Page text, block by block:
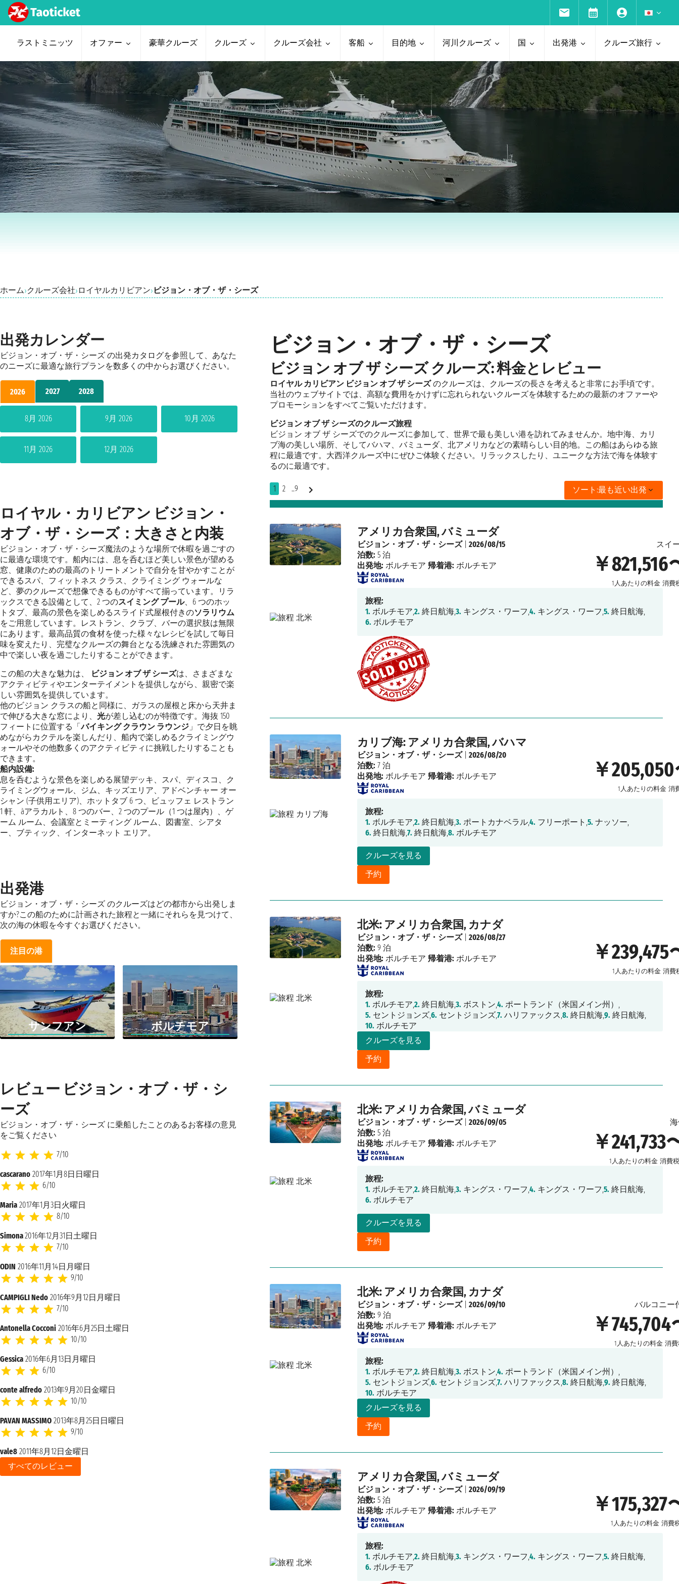
ラストミニッツ オファー 豪華クルーズ クルーズ クルーズ会社 客船 目的地 河川クルーズ 国 出発港 クルーズ旅行
ホーム›クルーズ会社› ロイヤルカリビアン› ビジョン・オブ・ザ・シーズ
ビジョン・オブ・ザ・シーズ
ビジョン オブ ザ シーズ クルーズ: 料金とレビュー
ロイヤル カリビアン ビジョン オブ ザ シーズのクルーズは、クルーズの長さを考えると非常にお手頃です。
当社のウェブサイトでは、高額な費用をかけずに忘れられないクルーズを体験するための最新のオファーや
プロモーションをすべてご覧いただけます。
ビジョン オブ ザ シーズのクルーズ旅程
ビジョン オブ ザ シーズでのクルーズに参加して、世界で最も美しい港を訪れてみませんか。地中海、カリ
ブ海の美しい場所、そしてバハマ、バミューダ、北アメリカなどの素晴らしい目的地。この船はあらゆる旅
程に最適です。大西洋クルーズ中にぜひご体験ください。リラックスしたり、ユニークな方法で海を体験す
るのに最適です。
1 2 ..9 ソート:最も近い出発
アメリカ合衆国, バミューダ
スイ
￥821,516
1人あたりの料金 消費
ビジョン・オブ・ザ・シーズ|2026/08/15
泊数: 5 泊
出発地: ボルチモア 帰着港: ボルチモア
旅程:
1. ボルチモア,2. 終日航海,3. キングス・ワーフ,4. キングス・ワーフ,5. 終日航海,
6. ボルチモア
カリブ海: アメリカ合衆国, バハマ
￥
1人あたりの料金 消
クルーズを見る
予約
ビジョン・オブ・ザ・シーズ|2026/08/20
泊数: 7 泊
出発地: ボルチモア 帰着港: ボルチモア
旅程:
1. ボルチモア,2. 終日航海,3. ポートカナベラル,4. フリーポート,5. ナッソー,
6. 終日航海,7. 終日航海,8. ボルチモア
北米: アメリカ合衆国, カナダ
￥239,475
1人あたりの料金 消費
クルーズを見る
予約
ビジョン・オブ・ザ・シーズ|2026/08/27
泊数: 9 泊
出発地: ボルチモア 帰着港: ボルチモア
旅程:
1. ボルチモア,2. 終日航海,3. ボストン,4. ポートランド（米国メイン州）,
5. セントジョンズ,6. セントジョンズ,7. ハリファックス,8. 終日航海,9. 終日航海,
10. ボルチモア
北米: アメリカ合衆国, バミューダ
￥241,733
1人あたりの料金 消費
クルーズを見る
予約
ビジョン・オブ・ザ・シーズ|2026/09/05
泊数: 5 泊
出発地: ボルチモア 帰着港: ボルチモア
旅程:
1. ボルチモア,2. 終日航海,3. キングス・ワーフ,4. キングス・ワーフ,5. 終日航海,
6. ボルチモア
北米: アメリカ合衆国, カナダ
バルコニー
￥
1人あたりの料金 消
クルーズを見る
予約
ビジョン・オブ・ザ・シーズ|2026/09/10
泊数: 9 泊
出発地: ボルチモア 帰着港: ボルチモア
旅程:
1. ボルチモア,2. 終日航海,3. ボストン,4. ポートランド（米国メイン州）,
5. セントジョンズ,6. セントジョンズ,7. ハリファックス,8. 終日航海,9. 終日航海,
10. ボルチモア
アメリカ合衆国, バミューダ
￥175,327
1人あたりの料金 消費
ビジョン・オブ・ザ・シーズ|2026/09/19
泊数: 5 泊
出発地: ボルチモア 帰着港: ボルチモア
旅程:
1. ボルチモア,2. 終日航海,3. キングス・ワーフ,4. キングス・ワーフ,5. 終日航海,
6. ボルチモア
出発カレンダー
ビジョン・オブ・ザ・シーズ の出発カタログを参照して、あなた
のニーズに最適な旅行プランを数多くの中からお選びください。
2026 2027 2028
8月 2026 9月 2026 10月 2026
11月 2026 12月 2026
出発港
ビジョン・オブ・ザ・シーズ のクルーズはどの都市から出発しま
すか?この船のために計画された旅程と一緒にそれらを見つけて、
次の海の休暇を今すぐお選びください。
注目の港
サンフアン ボルチモア
ロイヤル・カリビアン ビジョン・
オブ・ザ・シーズ：大きさと内装
ビジョン・オブ・ザ・シーズ魔法のような場所で休暇を過ごすの
に最適な環境です。船内には、息を呑むほど美しい景色が望める
窓、健康のための最高のトリートメントで自分を甘やかすことが
できるスパ、フィットネス クラス、クライミング ウォールな
ど、夢のクルーズで想像できるものがすべて揃っています。リラ
ックスできる設備として、2 つのスイミング プール、6 つのホッ
トタブ、最高の景色を楽しめるスライド式屋根付きのソラリウム
をご用意しています。レストラン、クラブ、バーの選択肢は無限
にあります。最高品質の食材を使った様々なレシピを試して毎日
味を変えたり、完璧なクルーズの舞台となる洗練された雰囲気の
中で楽しい夜を過ごしたりすることができます。
この船の大きな魅力は、
ビジョン オブ ザ シーズは、さまざまな
アクティビティやエンターテイメントを提供しながら、親密で楽
しい雰囲気を提供しています。
他のビジョン クラスの船と同様に、ガラスの屋根と床から天井ま
で伸びる大きな窓により、 光が差し込むのが特徴です。海抜 150
フィートに位置する「バイキング クラウン ラウンジ 」で夕日を眺
めながらカクテルを楽しんだり、船内で楽しめるクライミングウ
ォールやその他数多くのアクティビティに挑戦したりすることも
できます。
船内設備:
息を呑むような景色を楽しめる展望デッキ、スパ、ディスコ、ク
ライミングウォール、ジム、キッズエリア、アドベンチャー オー
シャン (子供用エリア)、ホットタブ 6 つ、ビュッフェ レストラン
1 軒、àアラカルト、8 つのバー、2 つのプール（1 つは屋内）、ゲ
ーム ルーム、会議室とミーティング ルーム、図書室、シアタ
ー、ブティック、インターネット エリア。
レビュー ビジョン・オブ・ザ・シ
ーズ
ビジョン・オブ・ザ・シーズ に乗船したことのあるお客様の意見
をご覧ください
7/10
cascarano 2017年1月8日日曜日
6/10
Maria 2017年1月3日火曜日
8/10
Simona2016年12月31日土曜日
7/10
ODIN 2016年11月14日月曜日
9/10
CAMPIGLI Nedo 2016年9月12日月曜日
7/10
Antonella Cocconi 2016年6月25日土曜日
10/10
Gessica 2016年6月13日月曜日
6/10
conte alfredo 2013年9月20日金曜日
10/10
PAVAN MASSIMO 2013年8月25日日曜日
9/10
vale8 2011年8月12日金曜日
すべてのレビュー